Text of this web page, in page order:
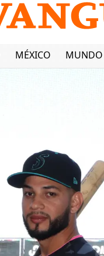
MÉXICO MUNDO